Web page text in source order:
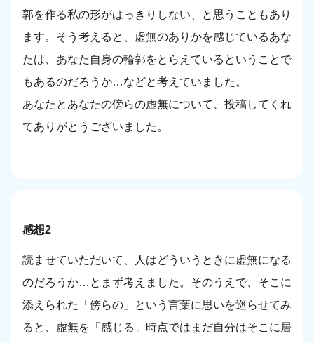
郭を作る私の形がはっきりしない、と思うこともあり
ます。そう考えると、虚無のありかを感じているあな
たは、あなた自身の輪郭をとらえているということで
もあるのだろうか…などと考えていました。
あなたとあなたの傍らの虚無について、投稿してくれ
てありがとうございました。
感想2
読ませていただいて、人はどういうときに虚無になる
のだろうか…とまず考えました。そのうえで、そこに
添えられた「傍らの」という言葉に思いを巡らせてみ
ると、虚無を「感じる」時点ではまだ自分はそこに居